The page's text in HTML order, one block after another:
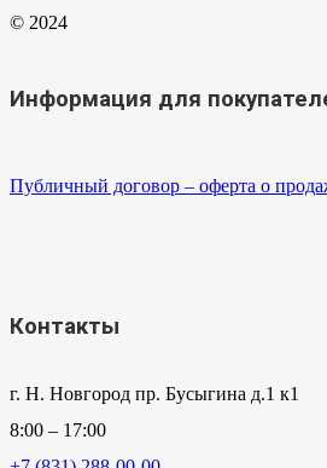
© 2024
Информация для
Публичный договор – оферта о
Контакты
г. Н. Новгород пр. Бусыгина д.1 к1
8:00 – 17:00